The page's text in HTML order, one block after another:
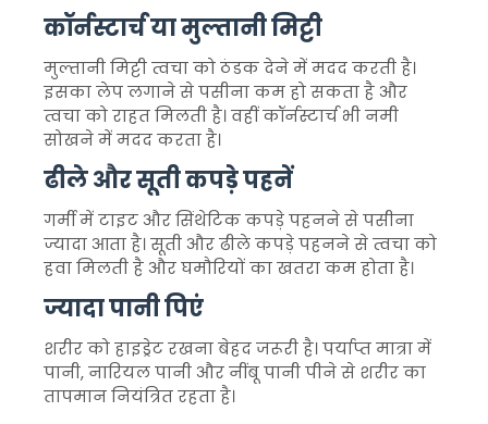
कॉर्नस्टार्च या मुल्तानी मिट्टी
मुल्तानी मिट्टी त्वचा को ठंडक देने में मदद करती है।
इसका लेप लगाने से पसीना कम हो सकता है और
त्वचा को राहत मिलती है। वहीं कॉर्नस्टार्च भी नमी
सोखने में मदद करता है।
ढीले और सूती कपड़े पहनें
गर्मी में टाइट और सिंथेटिक कपड़े पहनने से पसीना
ज्यादा आता है। सूती और ढीले कपड़े पहनने से त्वचा को
हवा मिलती है और घमौरियों का खतरा कम होता है।
ज्यादा पानी पिएं
शरीर को हाइड्रेट रखना बेहद जरूरी है। पर्याप्त मात्रा में
पानी, नारियल पानी और नींबू पानी पीने से शरीर का
तापमान नियंत्रित रहता है।